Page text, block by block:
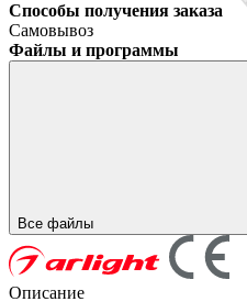
Способы получения заказа
Самовывоз
Файлы и программы
Все файлы
Описание